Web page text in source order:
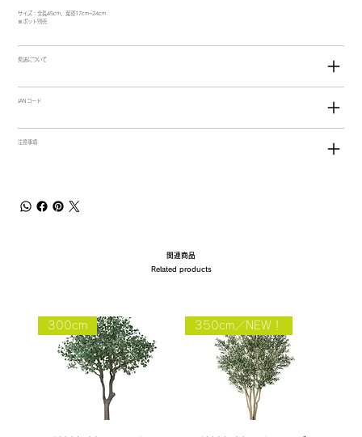
サイズ：全長45cm、葉径17cm~24cm
※ポット別売
発送について
JANコード
注意事項
関連商品
Related products
300cm 350cm／NEW！